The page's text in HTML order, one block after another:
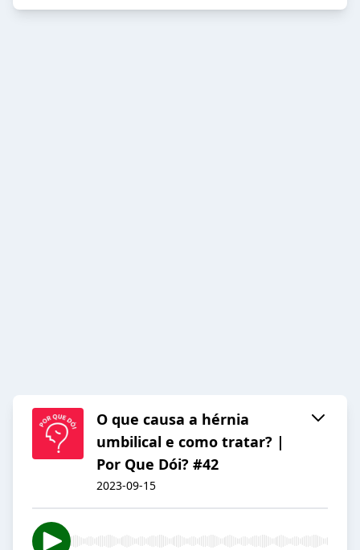
O que causa a hérnia
umbilical e como tratar? |
Por Que Dói? #42
2023-09-15